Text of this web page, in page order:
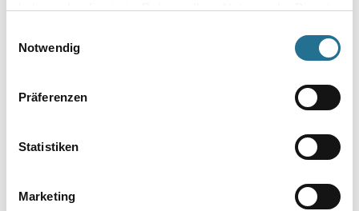
haben oder die sie im Rahmen Ihrer Nutzung der Dienste
Notwendig
Präferenzen
Statistiken
Marketing
Verarbeitungstemp./Luftfeuchte